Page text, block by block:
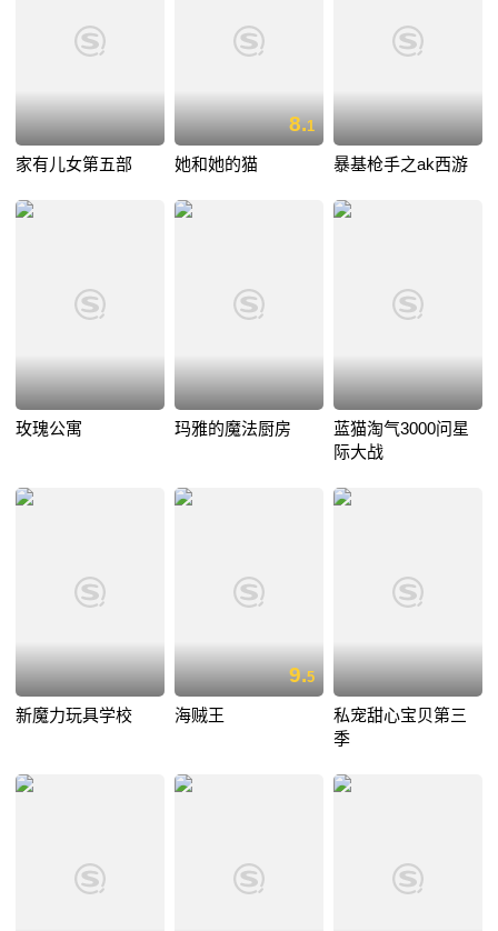
家有儿女第五部
8.1
她和她的猫 暴基枪手之ak西游
玫瑰公寓 玛雅的魔法厨房
蓝猫淘气3000问星
际大战
新魔力玩具学校
9.5
海贼王
私宠甜心宝贝第三
季